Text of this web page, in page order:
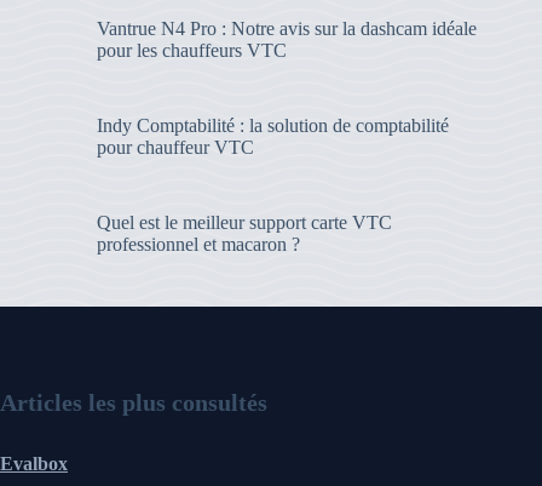
Vantrue N4 Pro : Notre avis sur la dashcam idéale
pour les chauffeurs VTC
Indy Comptabilité : la solution de comptabilité
pour chauffeur VTC
Quel est le meilleur support carte VTC
professionnel et macaron ?
Articles les plus consultés
Evalbox